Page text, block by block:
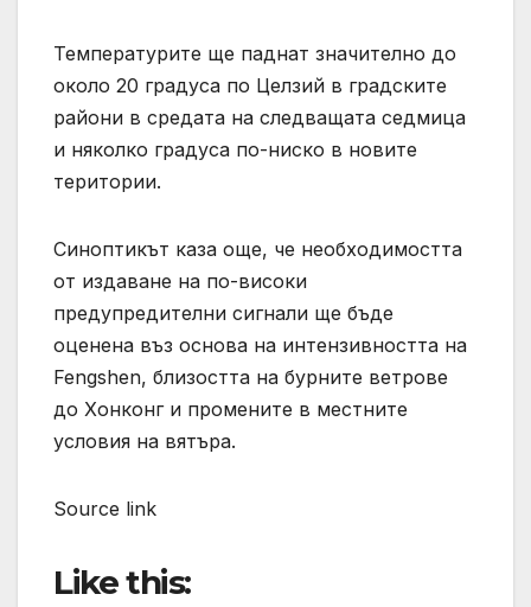
Температурите ще паднат значително до
около 20 градуса по Целзий в градските
райони в средата на следващата седмица
и няколко градуса по-ниско в новите
територии.
Синоптикът каза още, че необходимостта
от издаване на по-високи
предупредителни сигнали ще бъде
оценена въз основа на интензивността на
Fengshen, близостта на бурните ветрове
до Хонконг и промените в местните
условия на вятъра.
Source link
Like this: